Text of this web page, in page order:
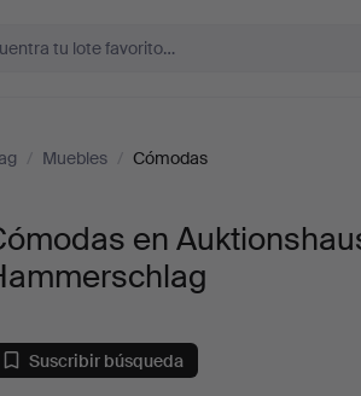
/ Muebles / Cómodas
en
Suscribir búsqueda